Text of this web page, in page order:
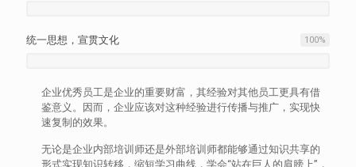
统一思想，宣贯文化 100%
企业优秀员工是企业的重要财富，其经验对其他员工更具有借
鉴意义。因而，企业应该对这种经验进行传播与推广，实现快
速复制的效果。
无论是企业内部培训师还是外部培训师都能够通过知识共享的
形式实现知识转移，缩短学习曲线，学会“站在巨人的肩膀上”，